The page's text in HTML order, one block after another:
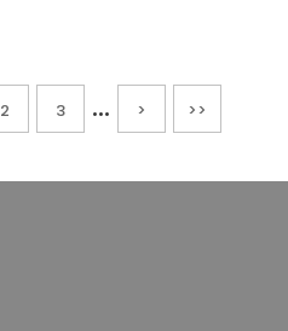
2 3 ... > >>